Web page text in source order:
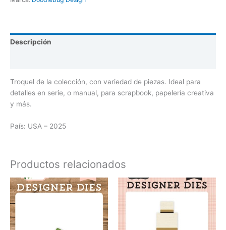
Descripción
Troquel de la colección, con variedad de piezas. Ideal para
detalles en serie, o manual, para scrapbook, papelería creativa
y más.
País: USA – 2025
Productos relacionados